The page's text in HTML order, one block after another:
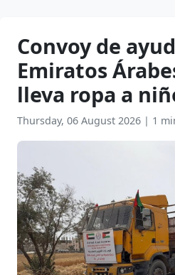
Convoy de
Emiratos
lleva ropa a
Thursday, 06 August 2026 | 1